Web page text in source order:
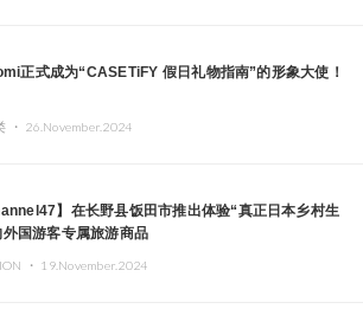
正式成为“CASETiFY 假日礼物指南”的形象大使！
・ 26.November.2024
】在长野县饭田市推出体验“真正日本乡村生
外国游客专属旅游商品
・ 19.November.2024